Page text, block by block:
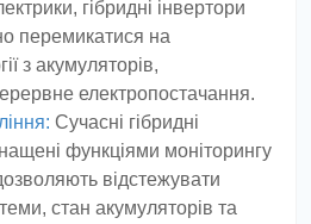
гібридні інвертори
перемикатися на
з акумуляторів,
електропостачання.
Сучасні гібридні
функціями моніторингу
відстежувати
стан акумуляторів та